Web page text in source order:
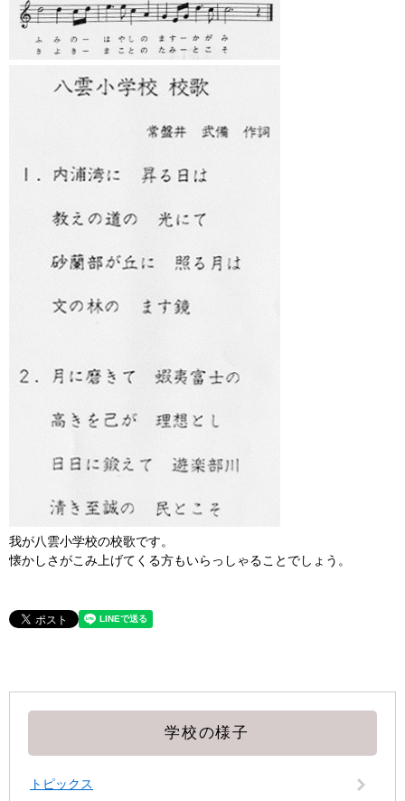
我が八雲小学校の校歌です。
懐かしさがこみ上げてくる方もいらっしゃることでしょう。
学校の様子
トピックス